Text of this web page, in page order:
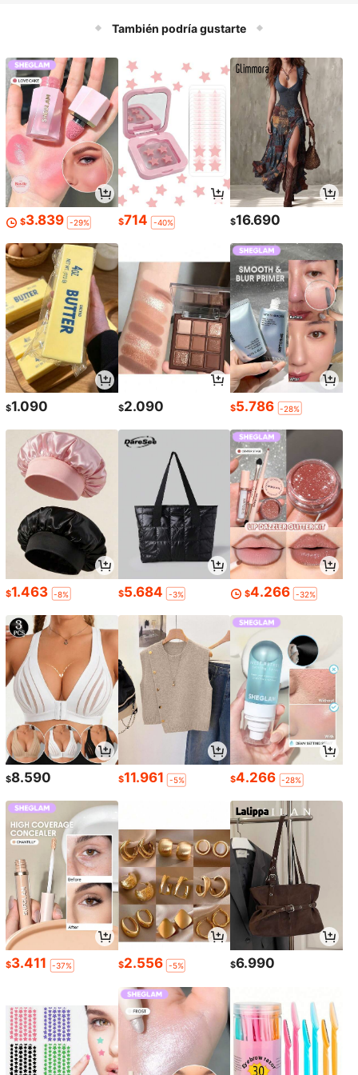
También podría gustarte
$3.839 -29% $714 -40% $16.690
$1.090 $2.090 $5.786 -28%
$1.463 -8% $5.684 -3% $4.266 -32%
$8.590 $11.961 -5% $4.266 -28%
$3.411 -37% $2.556 -5% $6.990